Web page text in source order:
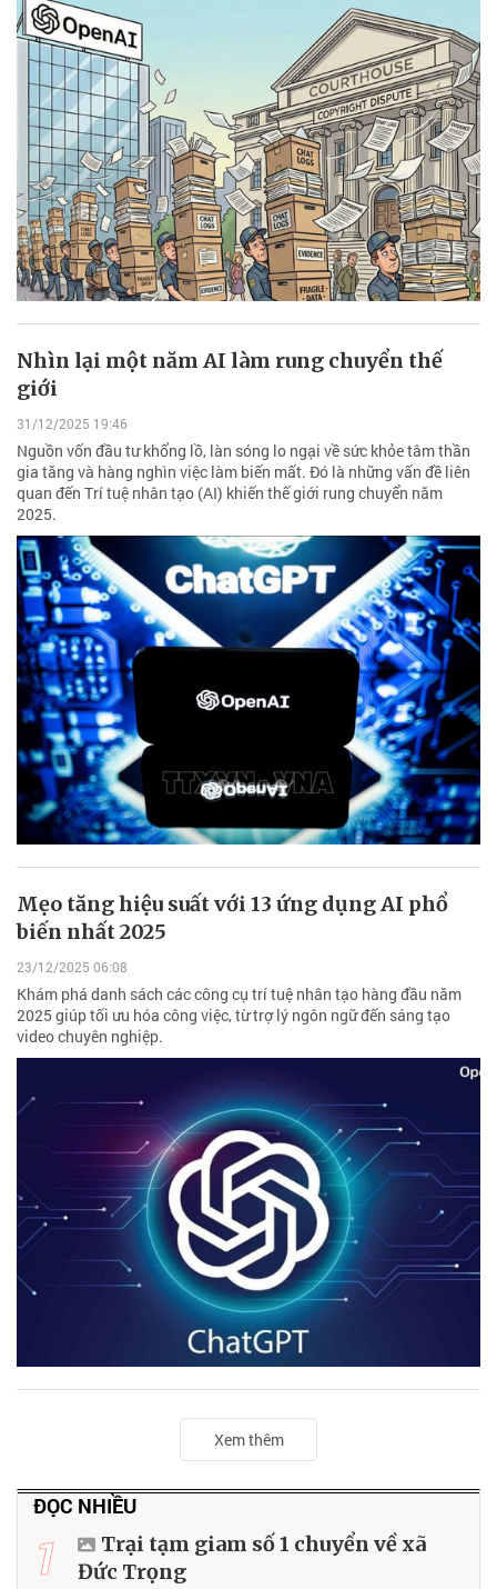
Nhìn lại một năm AI làm rung chuyển thế
giới
31/12/2025 19:46
Nguồn vốn đầu tư khổng lồ, làn sóng lo ngại về sức khỏe tâm thần
gia tăng và hàng nghìn việc làm biến mất. Đó là những vấn đề liên
quan đến Trí tuệ nhân tạo (AI) khiến thế giới rung chuyển năm
2025.
Mẹo tăng hiệu suất với 13 ứng dụng AI phổ
biến nhất 2025
23/12/2025 06:08
Khám phá danh sách các công cụ trí tuệ nhân tạo hàng đầu năm
2025 giúp tối ưu hóa công việc, từ trợ lý ngôn ngữ đến sáng tạo
video chuyên nghiệp.
Xem thêm
ĐỌC NHIỀU
1
Trại tạm giam số 1 chuyển về xã
Đức Trọng